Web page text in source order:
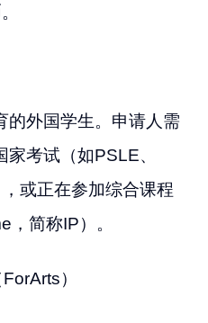
的外国学生。申请人需
考试（如PSLE、
，或正在参加综合课程
，简称IP）。
）